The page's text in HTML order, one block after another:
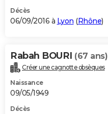
Décès
06/09/2016 à Lyon (Rhône)
Rabah BOURI (67 ans)
Créer une cagnotte obsèques
Naissance
09/05/1949
Décès